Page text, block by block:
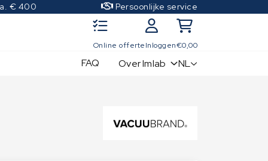
€ 400 Persoonlijke service
Online offerteInloggen€0,00
FAQ Over Imlab NL